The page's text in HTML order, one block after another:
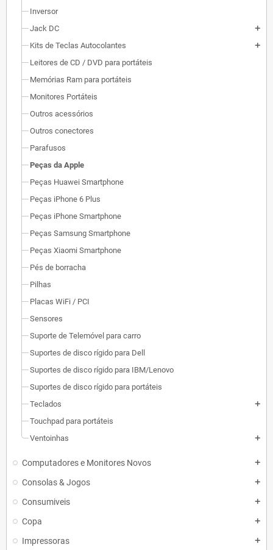
Inversor
Jack DC
add
Kits de Teclas Autocolantes add
Leitores de CD / DVD para portáteis
Memórias Ram para portáteis
Monitores Portáteis
Outros acessórios
Outros conectores
Parafusos
Peças da Apple
Peças Huawei Smartphone
Peças iPhone 6 Plus
Peças iPhone Smartphone
Peças Samsung Smartphone
Peças Xiaomi Smartphone
Pés de borracha
Pilhas
Placas WiFi / PCI
Sensores
Suporte de Telemóvel para carro
Suportes de disco rígido para Dell
Suportes de disco rígido para IBM/Lenovo
Suportes de disco rígido para portáteis
Teclados
add
Touchpad para portáteis
Ventoinhas
add
Computadores e Monitores Novos add
Consolas & Jogos add
Consumiveis add
Copa add
Impressoras add